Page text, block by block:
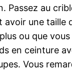
Passez au
avoir une
ou que
en ceinture
Vous